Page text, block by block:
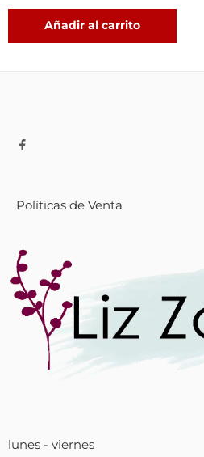
Añadir al carrito
Políticas de Venta
lunes - viernes